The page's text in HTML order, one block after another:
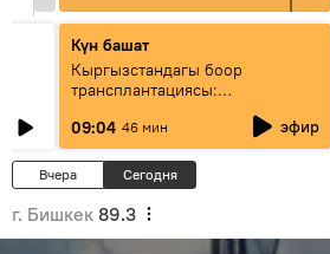
Күн башат
Кыргызстандагы боор
трансплантациясы:
жетишкендиктер жана өнүгүү
келечеги
09:04 46 мин эфир
Вчера Сегодня
г. Бишкек 89.3